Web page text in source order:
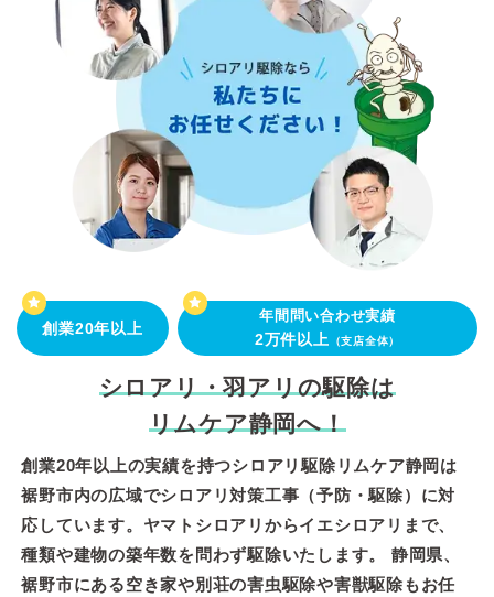
創業20年以上
年間問い合わせ実績
2万件以上 （支店全体）
シロアリ・羽アリの駆除は
リムケア静岡へ！
創業20年以上の実績を持つシロアリ駆除リムケア静岡は
裾野市内の広域でシロアリ対策工事（予防・駆除）に対
応しています。ヤマトシロアリからイエシロアリまで、
種類や建物の築年数を問わず駆除いたします。 静岡県、
裾野市にある空き家や別荘の害虫駆除や害獣駆除もお任